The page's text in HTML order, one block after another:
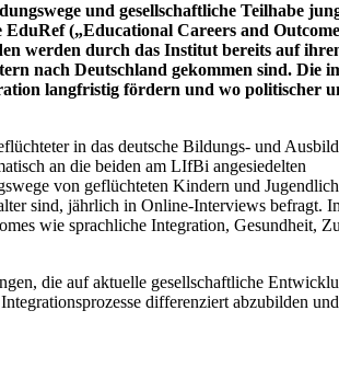
und gesellschaftliche Teilhabe
(„Educational Careers and
werden durch das Institut bereits auf
nach Deutschland gekommen sind. Die
langfristig fördern und wo politischer
in das deutsche Bildungs- und
an die beiden am LIfBi angesiedelten
von geflüchteten Kindern und
sind, jährlich in Online-Interviews befragt.
wie sprachliche Integration, Gesundheit,
die auf aktuelle gesellschaftliche
differenziert abzubilden